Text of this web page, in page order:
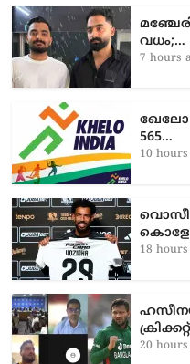
വധം;…
7 hours
ഖേലോ
565…
10 hours
18 hours
20 hours